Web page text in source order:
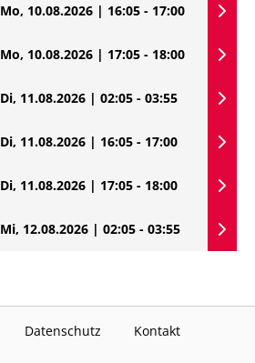
Mo, 10.08.2026 | 16:05 - 17:00
Mo, 10.08.2026 | 17:05 - 18:00
Di, 11.08.2026 | 02:05 - 03:55
Di, 11.08.2026 | 16:05 - 17:00
Di, 11.08.2026 | 17:05 - 18:00
Mi, 12.08.2026 | 02:05 - 03:55
Datenschutz Kontakt